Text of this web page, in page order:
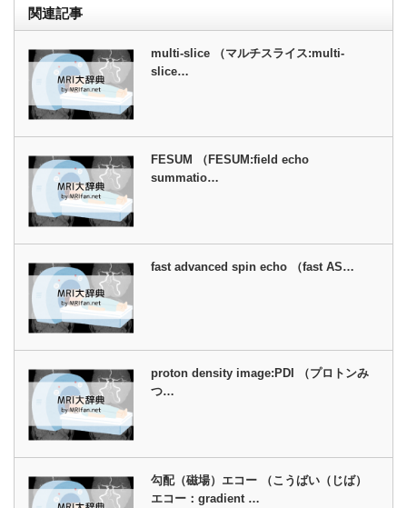
関連記事
multi-slice （マルチスライス:multi-
slice…
FESUM （FESUM:field echo
summatio…
fast advanced spin echo （fast AS…
proton density image:PDI （プロトンみ
つ…
勾配（磁場）エコー （こうばい（じば）
エコー：gradient …